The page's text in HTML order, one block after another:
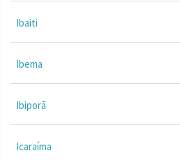
Ibaiti
Ibema
Ibiporã
Icaraíma